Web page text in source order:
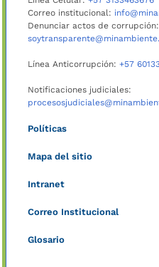
Correo institucional:
Denunciar actos de corrupción:
Línea Anticorrupción: +57
Notificaciones judiciales:
Políticas
Mapa del sitio
Intranet
Correo Institucional
Glosario